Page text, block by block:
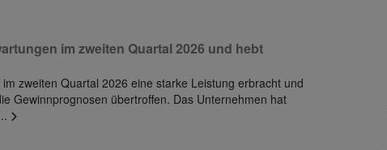
im zweiten Quartal 2026 und hebt
zweiten Quartal 2026 eine starke Leistung erbracht und
Gewinnprognosen übertroffen. Das Unternehmen hat